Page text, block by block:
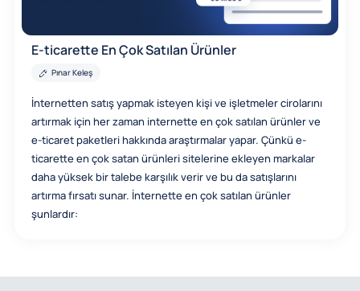
E-ticarette En Çok Satılan Ürünler
Pınar Keleş
İnternetten satış yapmak isteyen kişi ve işletmeler cirolarını
artırmak için her zaman internette en çok satılan ürünler ve
e-ticaret paketleri hakkında araştırmalar yapar. Çünkü e-
ticarette en çok satan ürünleri sitelerine ekleyen markalar
daha yüksek bir talebe karşılık verir ve bu da satışlarını
artırma fırsatı sunar. İnternette en çok satılan ürünler
şunlardır: